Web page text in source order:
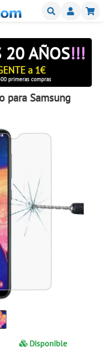
Buscar
20 AÑOS!!!
a 1€
primeras compras
para Samsung
Disponible